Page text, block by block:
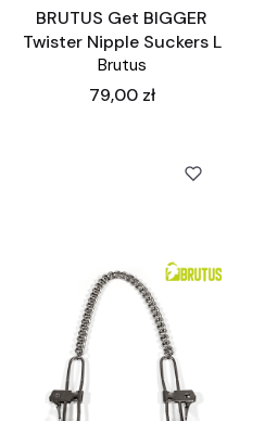
BRUTUS Get BIGGER
Twister Nipple Suckers L
Brutus
Cena
79,00 zł